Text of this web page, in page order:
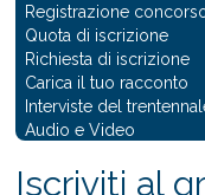
Registrazione
Quota di iscrizione
Richiesta di iscrizione
Carica il tuo racconto
Interviste del
Audio e Video
Iscriviti al